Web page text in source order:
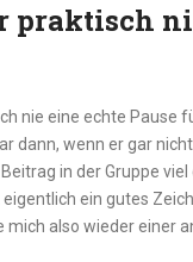
praktisch
nie eine echte Pause
dann, wenn er gar nicht
in der Gruppe
ein gutes
mich also wieder einer